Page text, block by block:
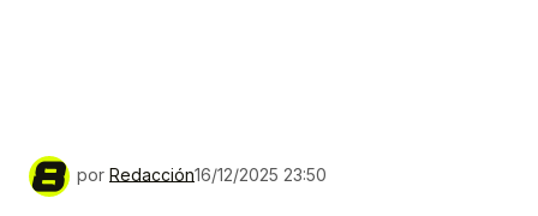
por Redacción16/12/2025 23:50